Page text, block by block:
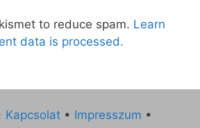
to reduce spam. Learn
data is processed.
Kapcsolat • Impresszum •